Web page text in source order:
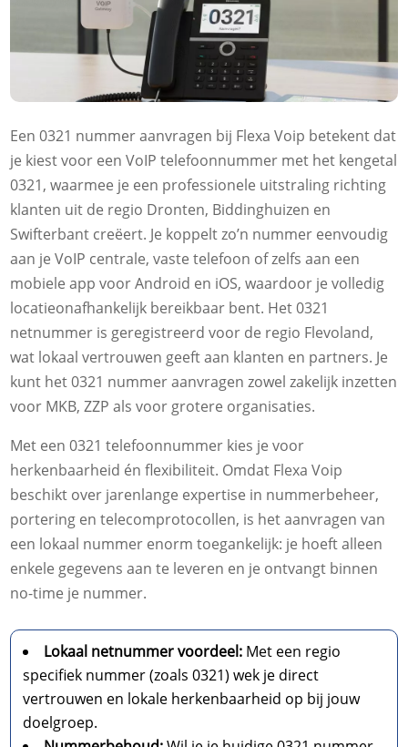
Een 0321 nummer aanvragen bij Flexa Voip betekent dat
je kiest voor een VoIP telefoonnummer met het kengetal
0321, waarmee je een professionele uitstraling richting
klanten uit de regio Dronten, Biddinghuizen en
Swifterbant creëert. Je koppelt zo’n nummer eenvoudig
aan je VoIP centrale, vaste telefoon of zelfs aan een
mobiele app voor Android en iOS, waardoor je volledig
locatieonafhankelijk bereikbaar bent. Het 0321
netnummer is geregistreerd voor de regio Flevoland,
wat lokaal vertrouwen geeft aan klanten en partners. Je
kunt het 0321 nummer aanvragen zowel zakelijk inzetten
voor MKB, ZZP als voor grotere organisaties.
Met een 0321 telefoonnummer kies je voor
herkenbaarheid én flexibiliteit. Omdat Flexa Voip
beschikt over jarenlange expertise in nummerbeheer,
portering en telecomprotocollen, is het aanvragen van
een lokaal nummer enorm toegankelijk: je hoeft alleen
enkele gegevens aan te leveren en je ontvangt binnen
no-time je nummer.
Lokaal netnummer voordeel: Met een regio
specifiek nummer (zoals 0321) wek je direct
vertrouwen en lokale herkenbaarheid op bij jouw
doelgroep.